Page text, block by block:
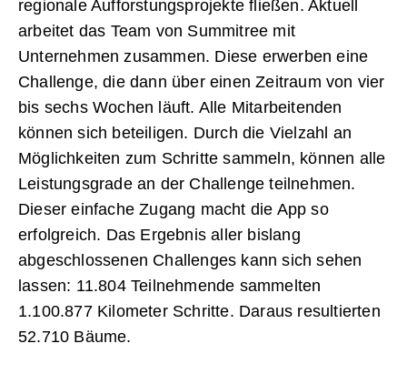
regionale Aufforstungsprojekte fließen. Aktuell
arbeitet das Team von Summitree mit
Unternehmen zusammen. Diese erwerben eine
Challenge, die dann über einen Zeitraum von vier
bis sechs Wochen läuft. Alle Mitarbeitenden
können sich beteiligen. Durch die Vielzahl an
Möglichkeiten zum Schritte sammeln, können alle
Leistungsgrade an der Challenge teilnehmen.
Dieser einfache Zugang macht die App so
erfolgreich. Das Ergebnis aller bislang
abgeschlossenen Challenges kann sich sehen
lassen: 11.804 Teilnehmende sammelten
1.100.877 Kilometer Schritte. Daraus resultierten
52.710 Bäume.